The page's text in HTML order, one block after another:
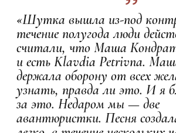
«Шутка вышла из-под
течение полугода люди
считали, что Маша
и есть Klavdia Petrivna.
держала оборону от всех
узнать, правда ли это. И я
за это. Недаром мы — две
авантюристки. Песня